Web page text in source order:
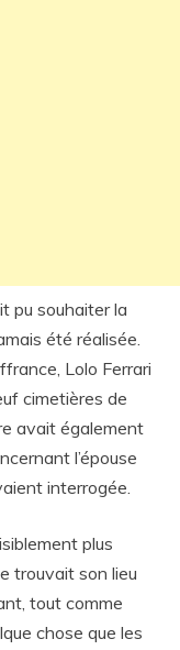
pu souhaiter la
été réalisée.
Lolo Ferrari
cimetières de
avait également
l’épouse
interrogée.
plus
trouvait son lieu
tout comme
chose que les